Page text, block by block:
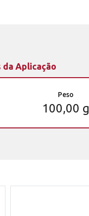
da Aplicação
Peso
100,00 g